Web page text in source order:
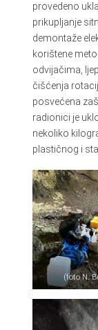
provedeno
prikupljanje
demontaže
korištene
odvijačima,
čišćenja
posvećena
radionici je
nekoliko
plastičnog i
(foto N.